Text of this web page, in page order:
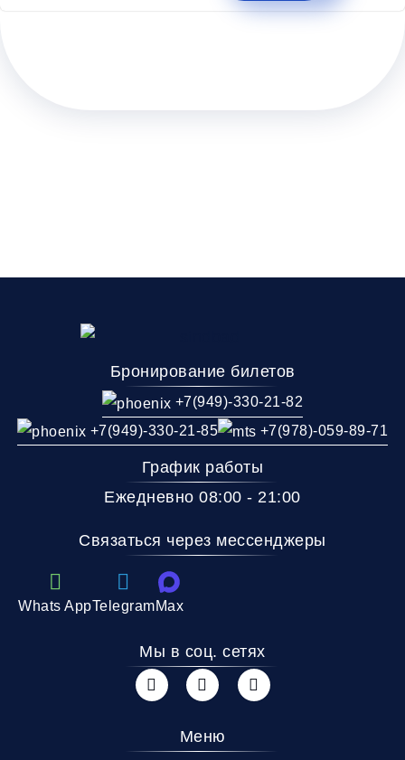
Бронирование билетов
+7(949)-330-21-82
+7(949)-330-21-85
+7(978)-059-89-71
График работы
Ежедневно 08:00 - 21:00
Связаться через мессенджеры
Whats AppTelegramMax
Мы в соц. сетях
Меню